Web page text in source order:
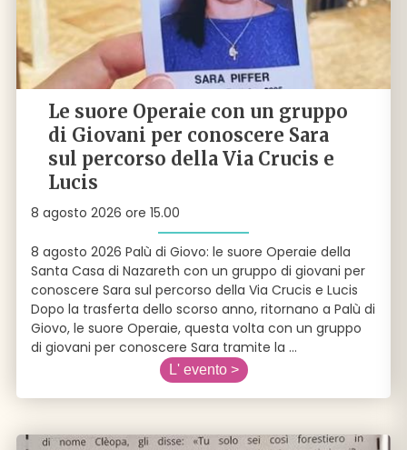
Le suore Operaie con un gruppo
di Giovani per conoscere Sara
sul percorso della Via Crucis e
Lucis
8 agosto 2026 ore 15.00
8 agosto 2026 Palù di Giovo: le suore Operaie della
Santa Casa di Nazareth con un gruppo di giovani per
conoscere Sara sul percorso della Via Crucis e Lucis
Dopo la trasferta dello scorso anno, ritornano a Palù di
Giovo, le suore Operaie, questa volta con un gruppo
di giovani per conoscere Sara tramite la ...
L' evento >